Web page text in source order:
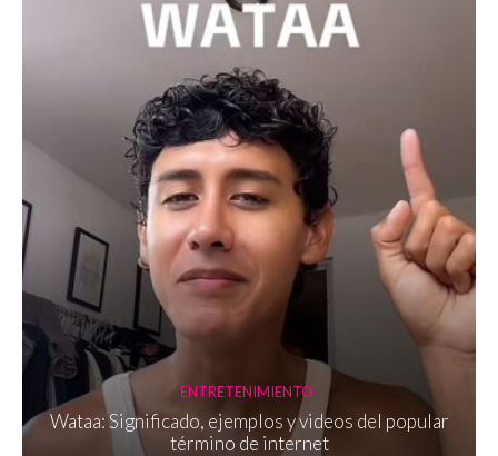
ENTRETENIMIENTO
Wataa: Significado, ejemplos y videos del popular
término de internet